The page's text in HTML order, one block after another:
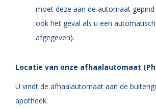
moet deze aan de automaat
ook het geval als u een
afgegeven).
Locatie van onze afhaalautomaat
U vindt de afhaalautomaat aan de
apotheek.